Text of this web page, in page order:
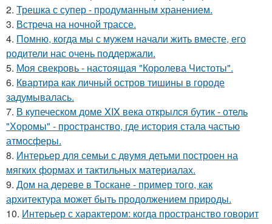
2. Трешка с супер - продуманным хранением.
3. Встреча на ночной трассе.
4. Помню, когда мы с мужем начали жить вместе, его
родители нас очень поддержали.
5. Моя свекровь - настоящая "Королева Чистоты".
6. Квартира как личный остров тишины в городе
задумывалась.
7. В купеческом доме XIX века открылся бутик - отель
"Хоромы" - пространство, где история стала частью
атмосферы.
8. Интерьер для семьи с двумя детьми построен на
мягких формах и тактильных материалах.
9. Дом на дереве в Тоскане - пример того, как
архитектура может быть продолжением природы.
10. Интерьер с характером: когда пространство говорит